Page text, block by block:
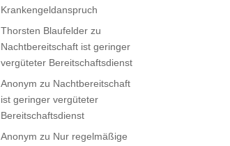
Krankengeldanspruch
Thorsten Blaufelder zu
Nachtbereitschaft ist geringer
vergüteter Bereitschaftsdienst
Anonym zu Nachtbereitschaft
ist geringer vergüteter
Bereitschaftsdienst
Anonym zu Nur regelmäßige